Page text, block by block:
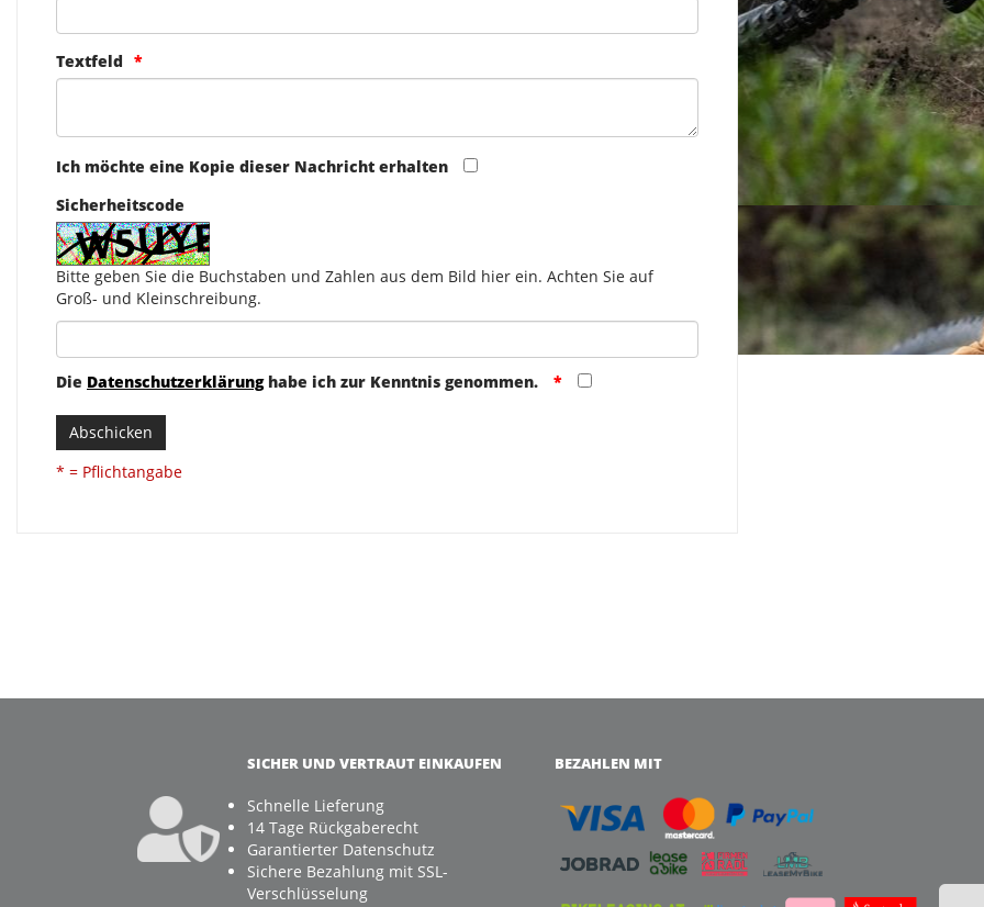
Textfeld
Ich möchte eine Kopie dieser Nachricht erhalten
Sicherheitscode
Bitte geben Sie die Buchstaben und Zahlen aus dem Bild hier ein. Achten Sie auf
Groß- und Kleinschreibung.
Die Datenschutzerklärunghabe ich zur Kenntnis genommen.
Abschicken
* = Pflichtangabe
SICHER UND VERTRAUT EINKAUFEN
Schnelle Lieferung
14 Tage Rückgaberecht
Garantierter Datenschutz
Sichere Bezahlung mit SSL-
Verschlüsselung
BEZAHLEN MIT